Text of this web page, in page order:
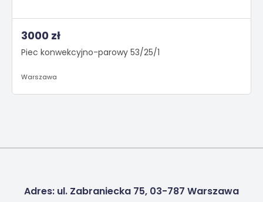
3000 zł
Piec konwekcyjno-parowy 53/25/1
Warszawa
Adres: ul. Zabraniecka 75, 03-787 Warszawa